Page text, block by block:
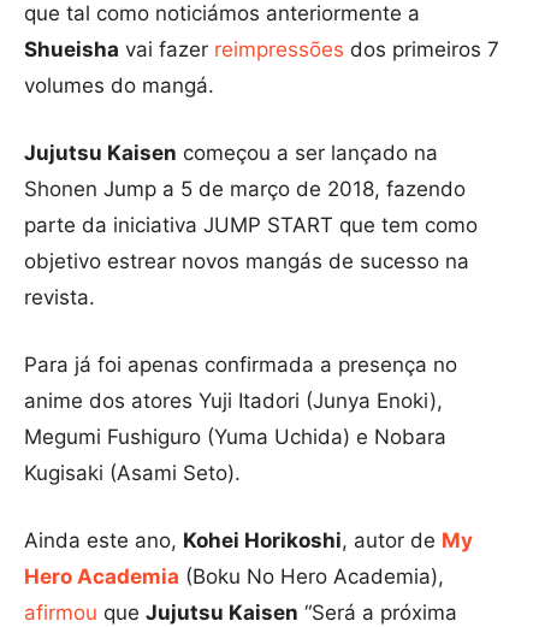
que tal como noticiámos anteriormente a
Shueisha vai fazer reimpressões dos primeiros 7
volumes do mangá.
Jujutsu Kaisen começou a ser lançado na
Shonen Jump a 5 de março de 2018, fazendo
parte da iniciativa JUMP START que tem como
objetivo estrear novos mangás de sucesso na
revista.
Para já foi apenas confirmada a presença no
anime dos atores Yuji Itadori (Junya Enoki),
Megumi Fushiguro (Yuma Uchida) e Nobara
Kugisaki (Asami Seto).
Ainda este ano, Kohei Horikoshi, autor de My
Hero Academia (Boku No Hero Academia),
afirmou que Jujutsu Kaisen “Será a próxima